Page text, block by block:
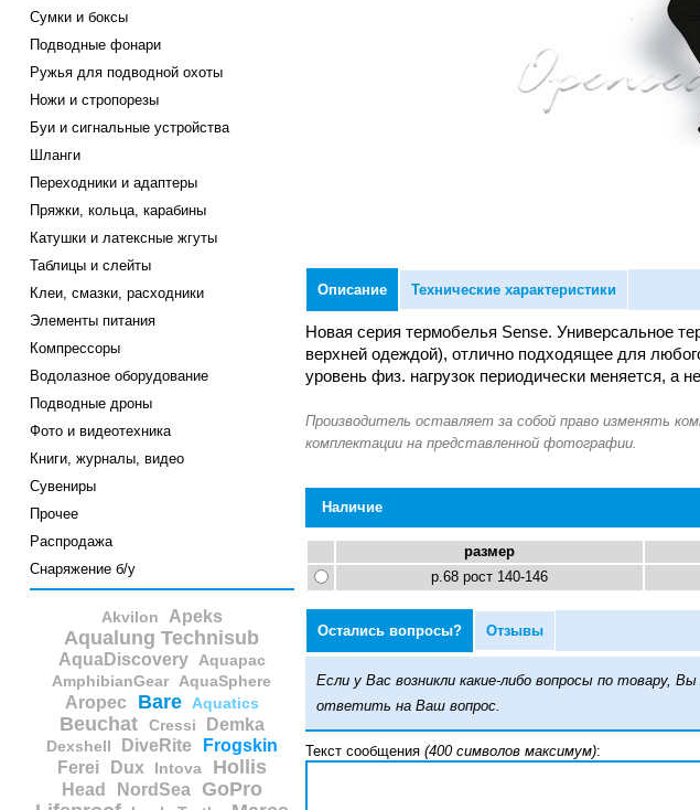
Сумки и боксы
Подводные фонари
Ружья для подводной охоты
Ножи и стропорезы
Буи и сигнальные устройства
Шланги
Переходники и адаптеры
Пряжки, кольца, карабины
Катушки и латексные жгуты
Таблицы и слейты
Клеи, смазки, расходники
Элементы питания
Компрессоры
Водолазное оборудование
Подводные дроны
Фото и видеотехника
Книги, журналы, видео
Сувениры
Прочее
Распродажа
Снаряжение б/у
Akvilon Apeks
Aqualung Technisub
AquaDiscovery Aquapac
AmphibianGear AquaSphere
Aropec Bare Aquatics
Beuchat Cressi Demka
Dexshell DiveRite
Frogskin
Ferei
Dux Intova Hollis
Head NordSea
GoPro
Описание Технические характеристики
Новая серия термобелья Sense. Универсальное
верхней одеждой), отлично подходящее для
уровень физ. нагрузок периодически меняется, а
Наличие
размер
р.68 рост 140-146
Остались вопросы? Отзывы
Если у Вас возникли какие-либо вопросы по
ответить на Ваш вопрос.
Текст сообщения (400 символов максимум):